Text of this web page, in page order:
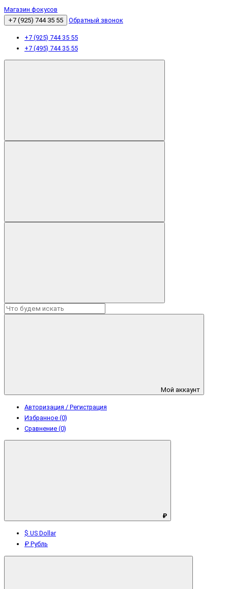
Магазин фокусов
+7 (925) 744 35 55
Обратный звонок
+7 (925) 744 35 55
+7 (495) 744 35 55
Мой аккаунт
Авторизация / Регистрация
Избранное (0)
Сравнение (0)
₽
$ US Dollar
₽ Рубль